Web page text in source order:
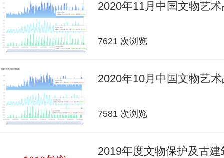
2020年11月中国文物艺
7621 次浏览
2020年10月中国文物艺
7581 次浏览
2019年度文物保护及古